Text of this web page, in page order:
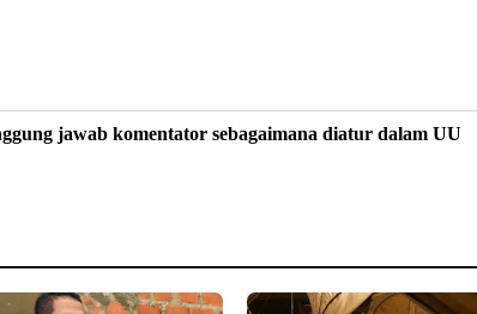
jawab komentator sebagaimana diatur dalam UU